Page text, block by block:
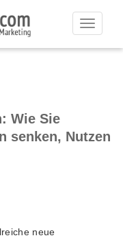
Toggle
Wie Sie
senken, Nutzen
neue